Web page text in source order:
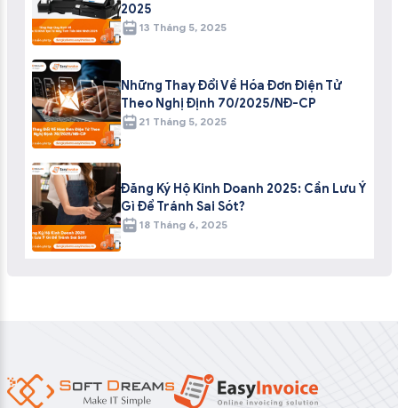
2025
13 Tháng 5, 2025
Những Thay Đổi Về Hóa Đơn Điện Tử
Theo Nghị Định 70/2025/NĐ-CP
21 Tháng 5, 2025
Đăng Ký Hộ Kinh Doanh 2025: Cần Lưu Ý
Gì Để Tránh Sai Sót?
18 Tháng 6, 2025